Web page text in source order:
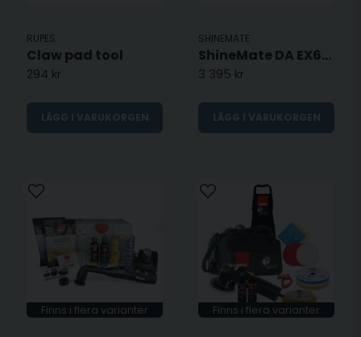
RUPES
Claw pad tool
294 kr
LÄGG I VARUKORGEN
SHINEMATE
ShineMate DA EX610-15 - 125mm
3 395 kr
LÄGG I VARUKORGEN
Finns i flera varianter Finns i flera varianter